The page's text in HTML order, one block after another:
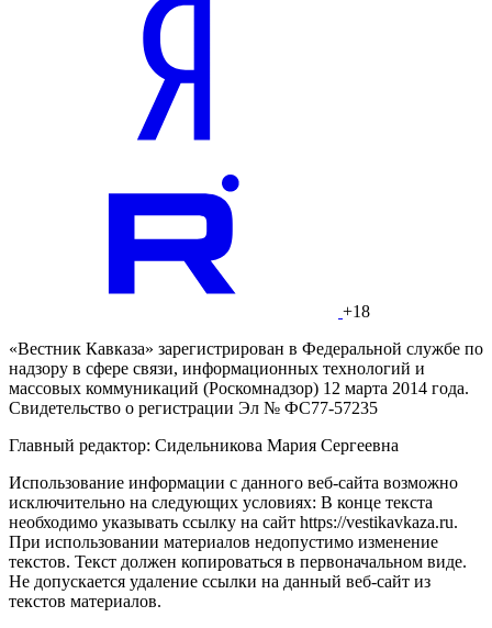
+18
«Вестник Кавказа» зарегистрирован в Федеральной службе по
надзору в сфере связи, информационных технологий и
массовых коммуникаций (Роскомнадзор) 12 марта 2014 года.
Свидетельство о регистрации Эл № ФС77-57235
Главный редактор: Сидельникова Мария Сергеевна
Использование информации с данного веб-сайта возможно
исключительно на следующих условиях: В конце текста
необходимо указывать ссылку на сайт https://vestikavkaza.ru.
При использовании материалов недопустимо изменение
текстов. Текст должен копироваться в первоначальном виде.
Не допускается удаление ссылки на данный веб-сайт из
текстов материалов.